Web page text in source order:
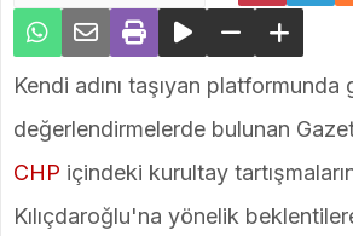
Kendi adını taşıyan
değerlendirmelerde bulunan
CHP içindeki kurultay
Kılıçdaroğlu'na yönelik